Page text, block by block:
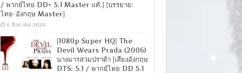
/ พากย์ไทย DD+ 5.1 Master แท้.] [บรรยาย:
ไทย-อังกฤษ Master]
6 สิงหาคม 2026
[1080p Super HQ] The
Devil Wears Prada (2006)
นางมารสวมปราด้า [เสียงอังกฤษ
DTS: 5.1 / พากย์ไทย DD 5.1